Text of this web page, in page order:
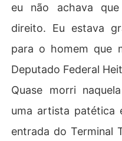
eu não achava
direito. Eu estava
para o homem que
Deputado Federal
Quase morri
uma artista patética
entrada do Terminal